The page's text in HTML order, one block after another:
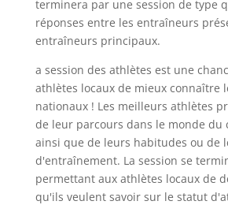
terminera par une session de type
réponses entre les entraîneurs
entraîneurs principaux.
a session des athlètes est une
athlètes locaux de mieux connaître
nationaux ! Les meilleurs athlètes
de leur parcours dans le monde du
ainsi que de leurs habitudes ou de
d'entraînement. La session se
permettant aux athlètes locaux de
qu'ils veulent savoir sur le statut